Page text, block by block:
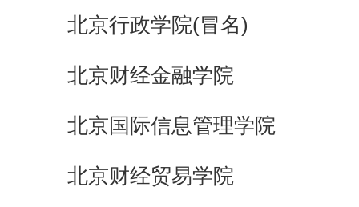
北京行政学院(冒名)
北京财经金融学院
北京国际信息管理学院
北京财经贸易学院